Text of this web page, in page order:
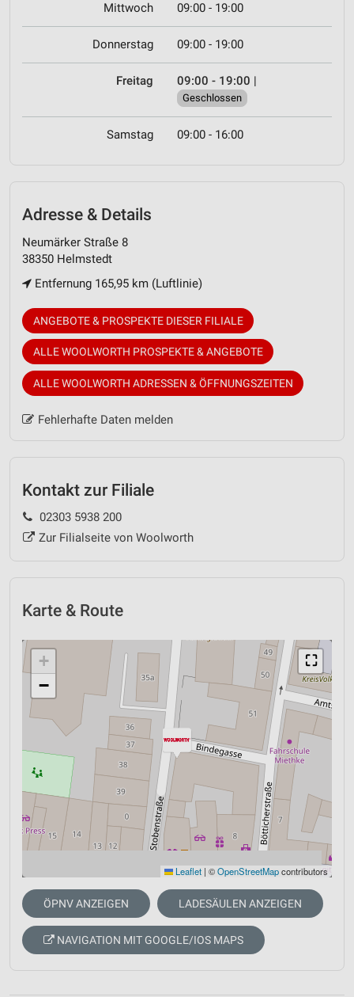
Mittwoch 09:00 - 19:00
Donnerstag 09:00 - 19:00
Freitag 09:00 - 19:00 |
Geschlossen
Samstag 09:00 - 16:00
Adresse & Details
Neumärker Straße 8
38350 Helmstedt
Entfernung 165,95 km (Luftlinie)
ANGEBOTE & PROSPEKTE DIESER FILIALE
ALLE WOOLWORTH PROSPEKTE & ANGEBOTE
ALLE WOOLWORTH ADRESSEN & ÖFFNUNGSZEITEN
Fehlerhafte Daten melden
Kontakt zur Filiale
02303 5938 200
Zur Filialseite von Woolworth
Karte & Route
⛶
+
−
Leaflet | ©OpenStreetMapcontributors
ÖPNV ANZEIGEN LADESÄULEN ANZEIGEN
NAVIGATION MIT GOOGLE/IOS MAPS